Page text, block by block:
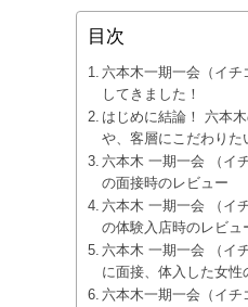
目次
六本木一期一会（イ
してきました！
はじめに結論！ 六本
や、客層にこだわりた
六本木 一期一会 （イ
の面接時のレビュー
六本木 一期一会 （イ
の体験入店時のレビュ
六本木 一期一会 （イ
に面接、体入した女性
六本木一期一会（イ